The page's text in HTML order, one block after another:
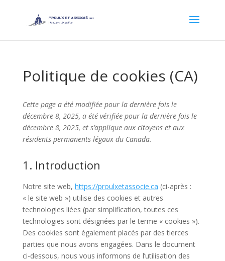
Politique de cookies (CA)
Cette page a été modifiée pour la dernière fois le
décembre 8, 2025, a été vérifiée pour la dernière fois le
décembre 8, 2025, et s’applique aux citoyens et aux
résidents permanents légaux du Canada.
1. Introduction
Notre site web, https://proulxetassocie.ca (ci-après :
« le site web ») utilise des cookies et autres
technologies liées (par simplification, toutes ces
technologies sont désignées par le terme « cookies »).
Des cookies sont également placés par des tierces
parties que nous avons engagées. Dans le document
ci-dessous, nous vous informons de l’utilisation des